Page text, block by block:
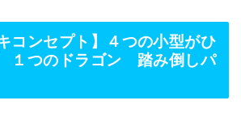
コンセプト】４つの小型がひ
１つのドラゴン 踏み倒しパ